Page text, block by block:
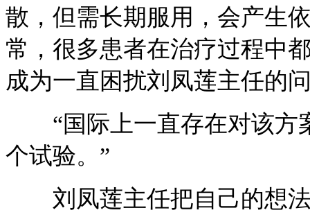
散，但需长期服用，会产生
常，很多患者在治疗过程中
成为一直困扰刘凤莲主任的
“国际上一直存在对该方
个试验。”
刘凤莲主任把自己的想法